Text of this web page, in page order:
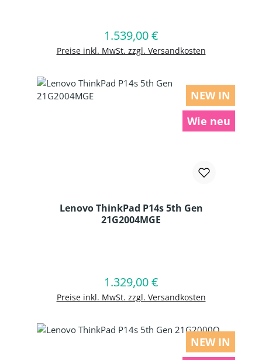
Regulärer Preis:
1.539,00 €
Preise inkl. MwSt. zzgl. Versandkosten
In den Warenkorb
NEW IN
Wie neu
Lenovo ThinkPad P14s 5th Gen
21G2004MGE
Regulärer Preis:
1.329,00 €
Preise inkl. MwSt. zzgl. Versandkosten
In den Warenkorb
NEW IN